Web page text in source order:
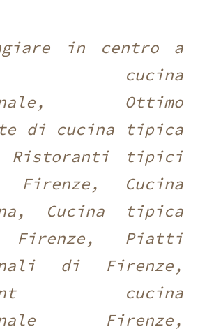
in centro a
cucina
Ottimo
di cucina tipica
Ristoranti tipici
Firenze, Cucina
Cucina tipica
Firenze, Piatti
di Firenze,
cucina
Firenze,